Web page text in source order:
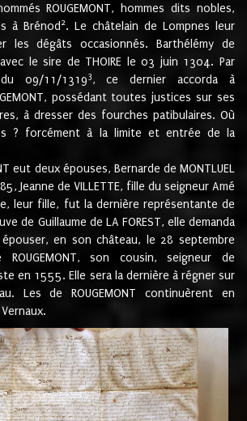
ROUGEMONT, hommes dits nobles,
à Brénod 2. Le châtelain de Lompnes leur
les dégâts occasionnés. Barthélémy de
avec le sire de THOIRE le 03 juin 1304. Par
09/11/13193, ce dernier accorda à
possédant toutes justices sur ses
à dresser des fourches patibulaires. Où
? forcément à la limite et entrée de la
eut deux épouses, Bernarde de MONTLUEL
Jeanne de VILLETTE, fille du seigneur Amé
leur fille, fut la dernière représentante de
de Guillaume de LA FOREST, elle demanda
en son château, le 28 septembre
son cousin, seigneur de
en 1555. Elle sera la dernière à régner sur
Les de ROUGEMONT continuèrent en